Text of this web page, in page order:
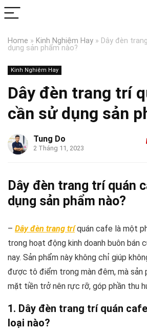
Home » Kinh Nghiệm Hay » Dây đèn
dụng sản phẩm nào?
Kinh Nghiệm Hay
Dây đèn trang trí
cần sử dụng sản
Tung Do
2 Tháng 11, 2023
Dây đèn trang trí quán
dụng sản phẩm nào?
– Dây đèn trang tríquán cafe là một
trong hoạt động kinh doanh buôn bán
nay. Sản phẩm này không chỉ giúp
được tô điểm trong màn đêm, mà sản
mặt tiền trở nên rực rỡ, góp phần thu
1. Dây đèn trang tríquán
loại nào?